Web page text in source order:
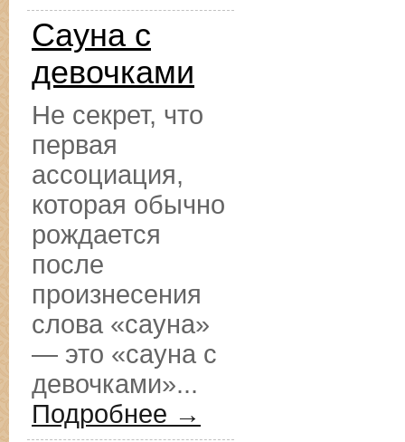
Сауна с
девочками
Не секрет, что
первая
ассоциация,
которая обычно
рождается
после
произнесения
слова «сауна»
— это «сауна с
девочками»...
Подробнее →